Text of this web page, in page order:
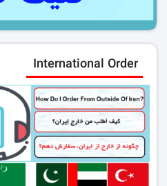
International Order